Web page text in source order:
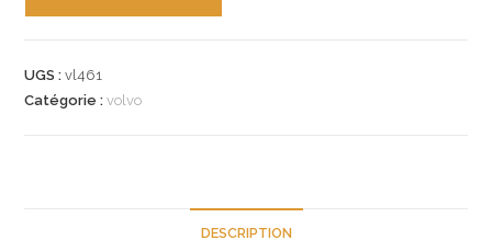
volvo
UGS :vl461
Catégorie :volvo
DESCRIPTION